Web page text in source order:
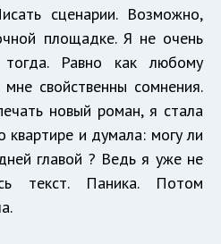
сценарии. Возможно,
площадке. Я не очень
Равно как любому
мне свойственны сомнения.
новый роман, я стала
квартире и думала: могу ли
главой ? Ведь я уже не
текст. Паника. Потом